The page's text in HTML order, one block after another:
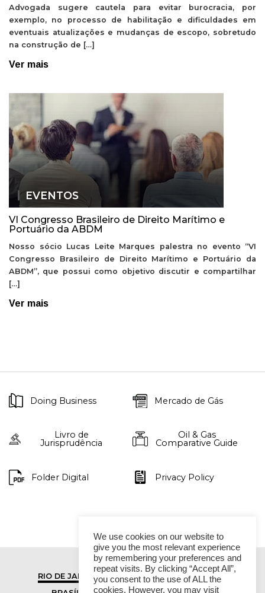
Advogada sugere cautela para evitar burocracia, por
exemplo, no processo de habilitação e dificuldades em
eventuais atualizações e mudanças de escopo, sobretudo
na construção de […]
Ver mais
EVENTOS
VI Congresso Brasileiro de Direito Marítimo e
Portuário da ABDM
Nosso sócio Lucas Leite Marques palestra no evento “VI
Congresso Brasileiro de Direito Marítimo e Portuário da
ABDM”, que possui como objetivo discutir e compartilhar
[…]
Ver mais
Doing Business Mercado de Gás
Livro de
Jurisprudência
Oil & Gas
Comparative Guide
Folder Digital Privacy Policy
RIO DE JANEIRO
SÃO PAULO
We use cookies on our website to
give you the most relevant experience
by remembering your preferences and
repeat visits. By clicking “Accept All”,
you consent to the use of ALL the
cookies. However, you may visit